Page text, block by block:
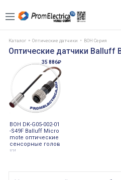
Каталог Оптические датчики BOH Серия
Оптические датчики Balluff
35 886₽
BOH DK-G05-002-01
-S49F Balluff Micro
mote оптические
сенсорные голов
ки